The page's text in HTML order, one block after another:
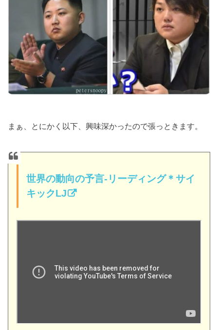
まぁ、とにかく以下、興味深かったので張っときます。
世界の動向の予言-リーディング＊サイ
キックLJ